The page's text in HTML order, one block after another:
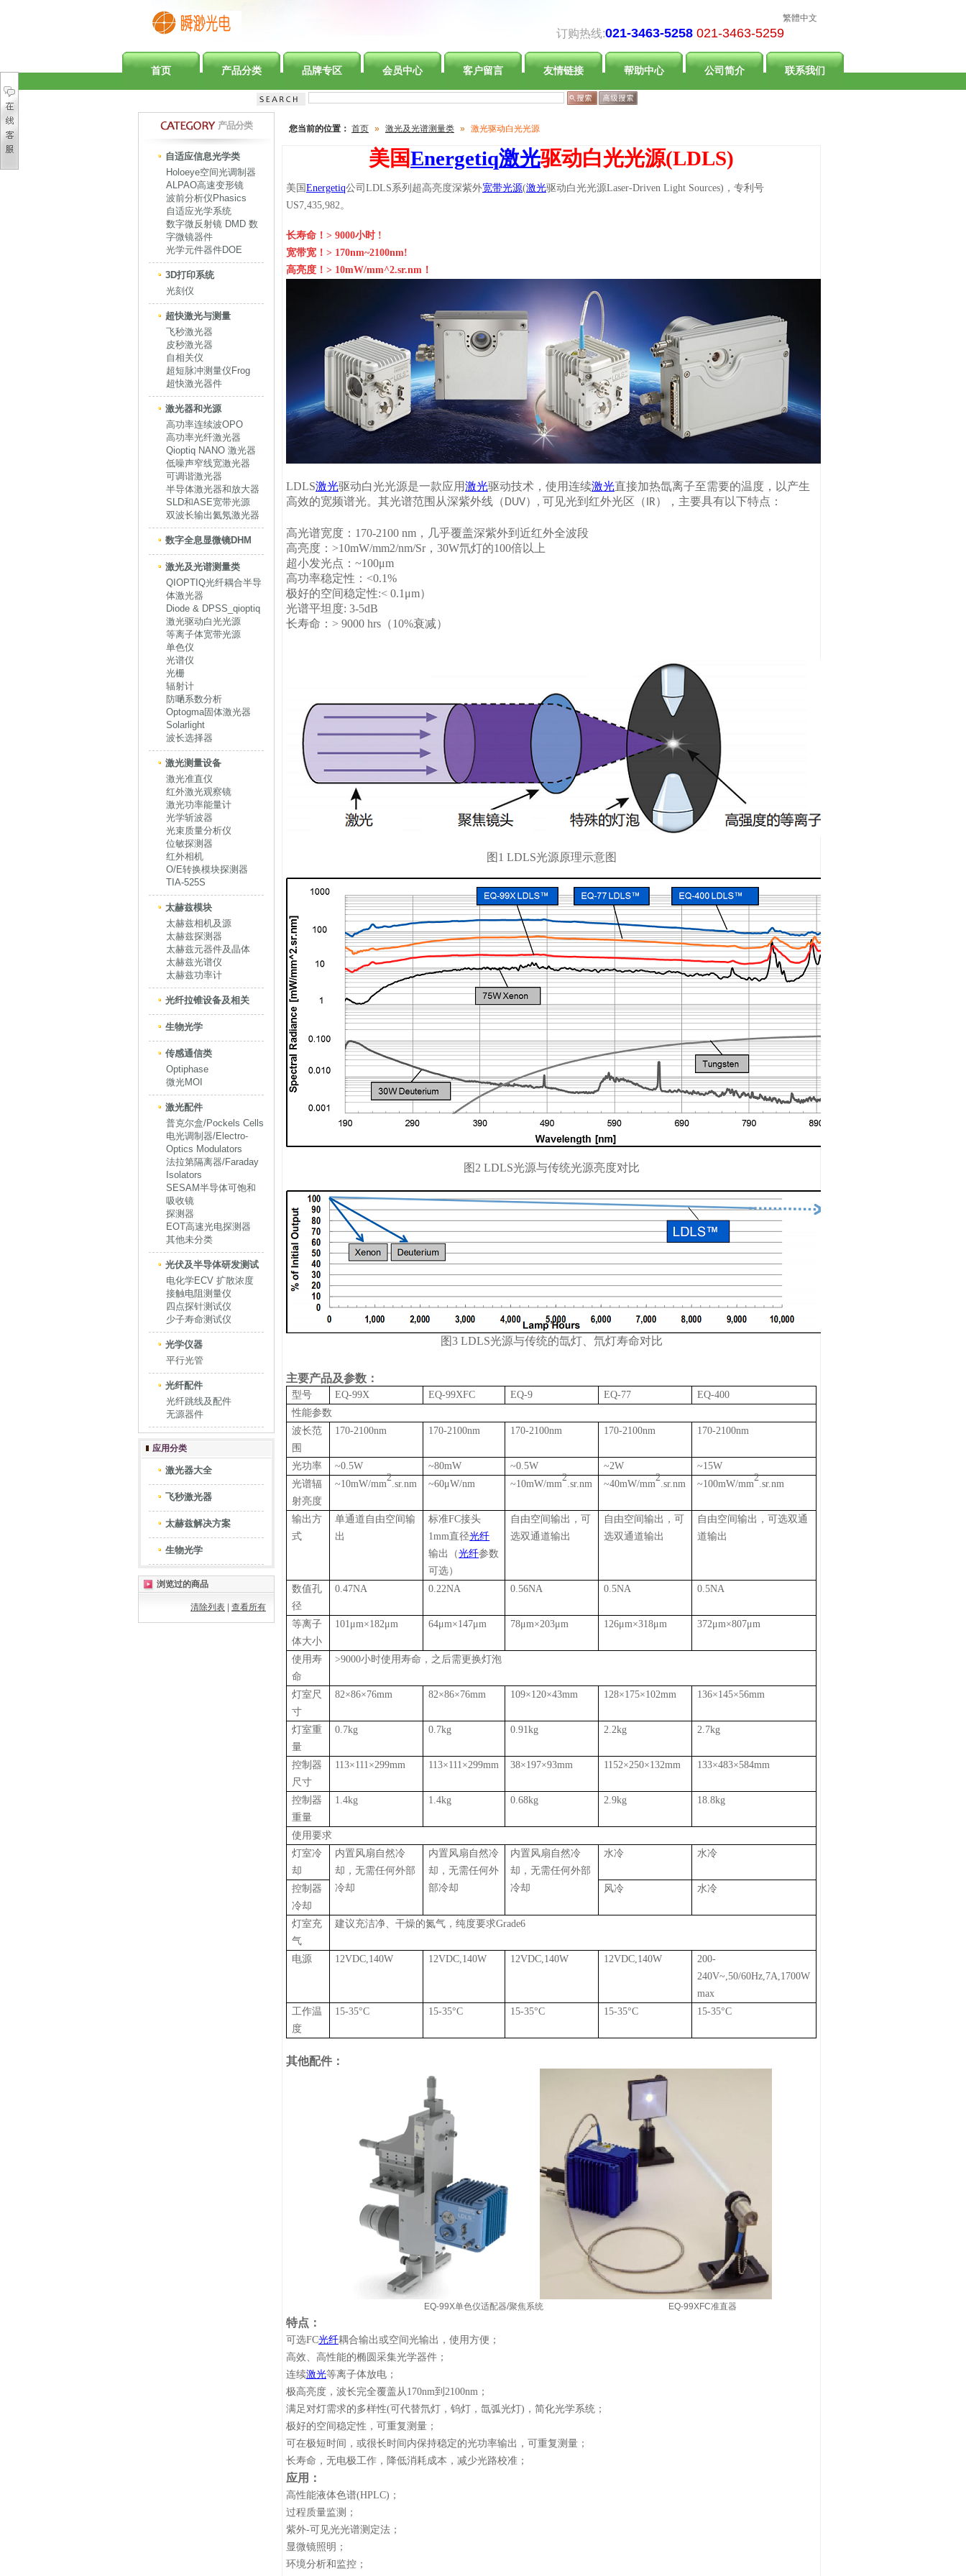
繁體中文
订购热线:021-3463-5258 021-3463-5259
首页 产品分类 品牌专区 会员中心 客户留言 友情链接 帮助中心 公司简介 联系我们
产品分类
自适应信息光学类
Holoeye空间光调制器
ALPAO高速变形镜
波前分析仪Phasics
自适应光学系统
数字微反射镜 DMD 数
字微镜器件
光学元件器件DOE
3D打印系统
光刻仪
超快激光与测量
飞秒激光器
皮秒激光器
自相关仪
超短脉冲测量仪Frog
超快激光器件
激光器和光源
高功率连续波OPO
高功率光纤激光器
Qioptiq NANO 激光器
低噪声窄线宽激光器
可调谐激光器
半导体激光器和放大器
SLD和ASE宽带光源
双波长输出氦氖激光器
数字全息显微镜DHM
激光及光谱测量类
QIOPTIQ光纤耦合半导
体激光器
Diode & DPSS_qioptiq
激光驱动白光光源
等离子体宽带光源
单色仪
光谱仪
光栅
辐射计
防嗮系数分析
Optogma固体激光器
Solarlight
波长选择器
激光测量设备
激光准直仪
红外激光观察镜
激光功率能量计
光学斩波器
光束质量分析仪
位敏探测器
红外相机
O/E转换模块探测器
TIA-525S
太赫兹模块
太赫兹相机及源
太赫兹探测器
太赫兹元器件及晶体
太赫兹光谱仪
太赫兹功率计
光纤拉锥设备及相关
生物光学
传感通信类
Optiphase
微光MOI
激光配件
普克尔盒/Pockels Cells
电光调制器/Electro-
Optics Modulators
法拉第隔离器/Faraday
Isolators
SESAM半导体可饱和
吸收镜
探测器
EOT高速光电探测器
其他未分类
光伏及半导体研发测试
电化学ECV 扩散浓度
接触电阻测量仪
四点探针测试仪
少子寿命测试仪
光学仪器
平行光管
光纤配件
光纤跳线及配件
无源器件
应用分类
激光器大全
飞秒激光器
太赫兹解决方案
生物光学
浏览过的商品
清除列表 查看所有
您当前的位置： 首页 » 激光及光谱测量类 » 激光驱动白光光源
美国Energetiq激光驱动白光光源(LDLS)
美国 Energetiq公司LDLS系列超高亮度深紫外宽带光源(激光驱动白光光源Laser-Driven Light Sources)，专利号
US7,435,982。
长寿命！ > 9000小时 !
宽带宽！ > 170nm~2100nm!
高亮度！ > 10mW/mm^2.sr.nm！
LDLS激光驱动白光光源是一款应用激光驱动技术，使用连续激光直接加热氙离子至需要的温度，以产生
高效的宽频谱光。其光谱范围从深紫外线（ DUV） , 可见光到红外光区（ IR），主要具有以下特点：
高光谱宽度： 170-2100 nm ，几乎覆盖深紫外到近红外全波段
高亮度：>10mW/mm2/nm/Sr，30W氘灯的100倍以上
超小发光点：~100μm
高功率稳定性：<0.1%
极好的空间稳定性:< 0.1μm）
光谱平坦度: 3-5dB
长寿命 ：> 9000 hrs（10%衰减）
图1 LDLS光源原理示意图
图2 LDLS光源与传统光源亮度对比
图3 LDLS光源与传统的氙灯、氘灯寿命对比
主要产品及参数：
型号 EQ-99X EQ-99XFC EQ-9 EQ-77
EQ-400
性能参数
波长范
围
170-2100nm 170-2100nm 170-2100nm 170-2100nm 170-2100nm
光功率 ~0.5W ~80mW ~0.5W ~2W
~15W
光谱辐
射亮度
~10mW/mm
2
.sr.nm ~60μW/nm ~10mW/mm
2
.sr.nm ~40mW/mm
2
.sr.nm ~100mW/mm
2
.sr.nm
输出方
式
单通道 自由空间输
出
标准FC接头
1mm直径光纤
输出（光纤参数
可选）
自由空间输出，可
选双通道输出
自由空间输出，可
选双通道输出
自由空间输出，可选双通
道输出
数值孔
径
0.47NA 0.22NA 0.56NA 0.5NA 0.5NA
等离子
体大小
101μm×182μm 64μm×147μm 78μm×203μm 126μm×318μm 372μm×807μm
使用寿
命
>9000小时使用寿命，之后需更换灯泡
灯室尺
寸
82×86×76mm 82×86×76mm 109×120×43mm 128×175×102mm 136×145×56mm
灯室重
量
0.7kg 0.7kg 0.91kg 2.2kg 2.7kg
控制器
尺寸
113×111×299mm 113×111×299mm 38×197×93mm 1152×250×132mm 133×483×584mm
控制器
重量
1.4kg 1.4kg 0.68kg 2.9kg 18.8kg
使用要求
灯室冷
却
内置风扇自然冷
却，无需任何外部
冷却
内置风扇自然冷
却，无需任何外
部冷却
内置风扇自然冷
却，无需任何外部
冷却
水冷 水冷
控制器
冷却
风冷 水冷
灯室充
气
建议充洁净、干燥的氮气，纯度要求Grade6
电源 12VDC,140W 12VDC,140W 12VDC,140W 12VDC,140W
200-
240V~,50/60Hz,7A,1700W
max
工作温
度
15-35°C 15-35°C 15-35°C 15-35°C 15-35°C
其他配件：
EQ-99X单色仪适配器/聚焦系统 EQ-99XFC准直器
特点：
可选FC光纤耦合输出或空间光输出 ，使用方便 ；
高效、高性能的椭圆采集光学器件 ；
连续激光等离子体放电 ；
极高亮度，波长完全覆盖从170nm到2100nm ；
满足对灯需求的多样性(可代替氘灯，钨灯，氙弧光灯)，简化光学系统 ；
极好的空间稳定性，可重复测量 ；
可在极短时间，或很长时间内保持稳定的光功率输出，可重复测量 ；
长寿命，无电极工作，降低消耗成本，减少光路校准 ；
应用：
高性能液体色谱(HPLC) ；
过程质量监测 ；
紫外-可见光光谱测定法 ；
显微镜照明 ；
环境分析和监控 ；